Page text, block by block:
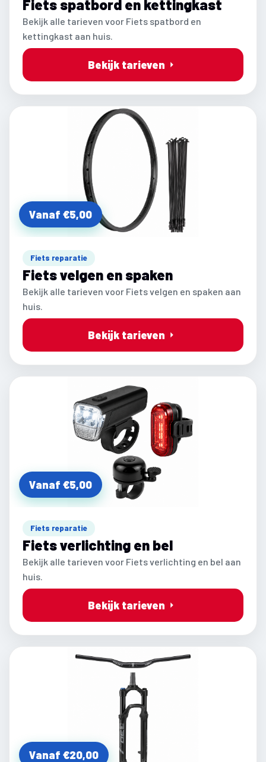
Fiets spatbord en kettingkast
Bekijk alle tarieven voor Fiets spatbord en
kettingkast aan huis.
Bekijk tarieven
Vanaf €5,00
Fiets reparatie
Fiets velgen en spaken
Bekijk alle tarieven voor Fiets velgen en spaken aan
huis.
Bekijk tarieven
Vanaf €5,00
Fiets reparatie
Fiets verlichting en bel
Bekijk alle tarieven voor Fiets verlichting en bel aan
huis.
Bekijk tarieven
Vanaf €20,00